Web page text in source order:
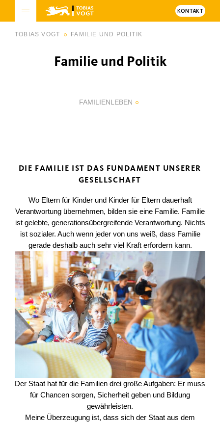
KONTAKT
TOBIAS VOGT FAMILIE UND POLITIK
Familie und Politik
FAMILIENLEBEN
DIE FAMILIE IST DAS FUNDAMENT UNSERER
GESELLSCHAFT
Wo Eltern für Kinder und Kinder für Eltern dauerhaft
Verantwortung übernehmen, bilden sie eine Familie. Familie
ist gelebte, generationsübergreifende Verantwortung. Nichts
ist sozialer. Auch wenn jeder von uns weiß, dass Familie
gerade deshalb auch sehr viel Kraft erfordern kann.
Der Staat hat für die Familien drei große Aufgaben: Er muss
für Chancen sorgen, Sicherheit geben und Bildung
gewährleisten.
Meine Überzeugung ist, dass sich der Staat aus dem